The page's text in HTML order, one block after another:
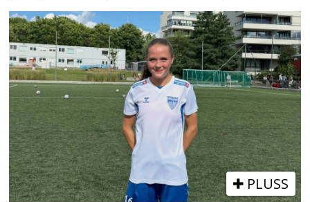
PLUSS